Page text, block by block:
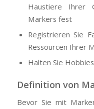
Haustiere Ihrer
Markers fest
Registrieren Sie
Ressourcen Ihrer
Halten Sie
Definition von
Bevor Sie mit